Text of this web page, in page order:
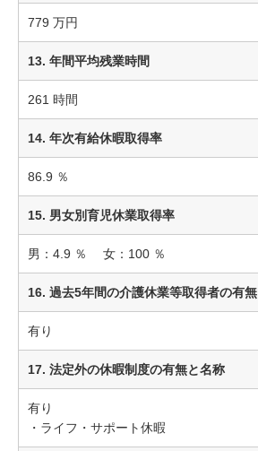
779 万円
13. 年間平均残業時間
261 時間
14. 年次有給休暇取得率
86.9 ％
15. 男女別育児休業取得率
男：4.9 ％ 女：100 ％
16. 過去5年間の介護休業等取得者の有無
有り
17. 法定外の休暇制度の有無と名称
有り
・ライフ・サポート休暇